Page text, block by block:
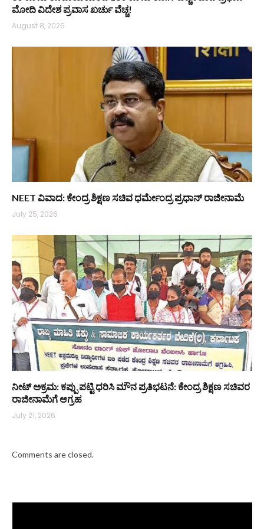
ಮೋದಿ ವಿದೇಶ ಪ್ರವಾಸ ಖರ್ಚು ವೆಚ್ಚ!
August 8, 2026
NEET ವಿವಾದ: ಕೇಂದ್ರ ಶಿಕ್ಷಣ ಸಚಿವ ಧರ್ಮೇಂದ್ರ ಪ್ರಧಾನ್ ರಾಜೀನಾಮೆ
July 25, 2026
ನೀಟ್ ಅಕ್ರಮ: ಕಪ್ಪು ಪಟ್ಟಿ ಧರಿಸಿ ಮೌನ ಪ್ರತಿಭಟನೆ: ಕೇಂದ್ರ ಶಿಕ್ಷಣ ಸಚಿವರ
ರಾಜೀನಾಮೆಗೆ ಆಗ್ರಹ
July 21, 2026
Comments are closed.